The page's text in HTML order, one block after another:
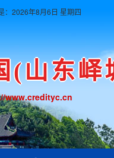
：2026年8月6日 星期四
(山东峄
www.credityc.cn